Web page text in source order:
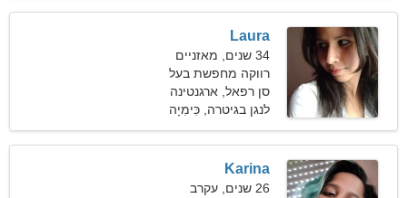
Laura
34 שנים, מאזניים
רווקה מחפשת בעל
סן רפאל, ארגנטינה
לנגן בגיטרה, כִּימִיָה
Karina
26 שנים, עקרב